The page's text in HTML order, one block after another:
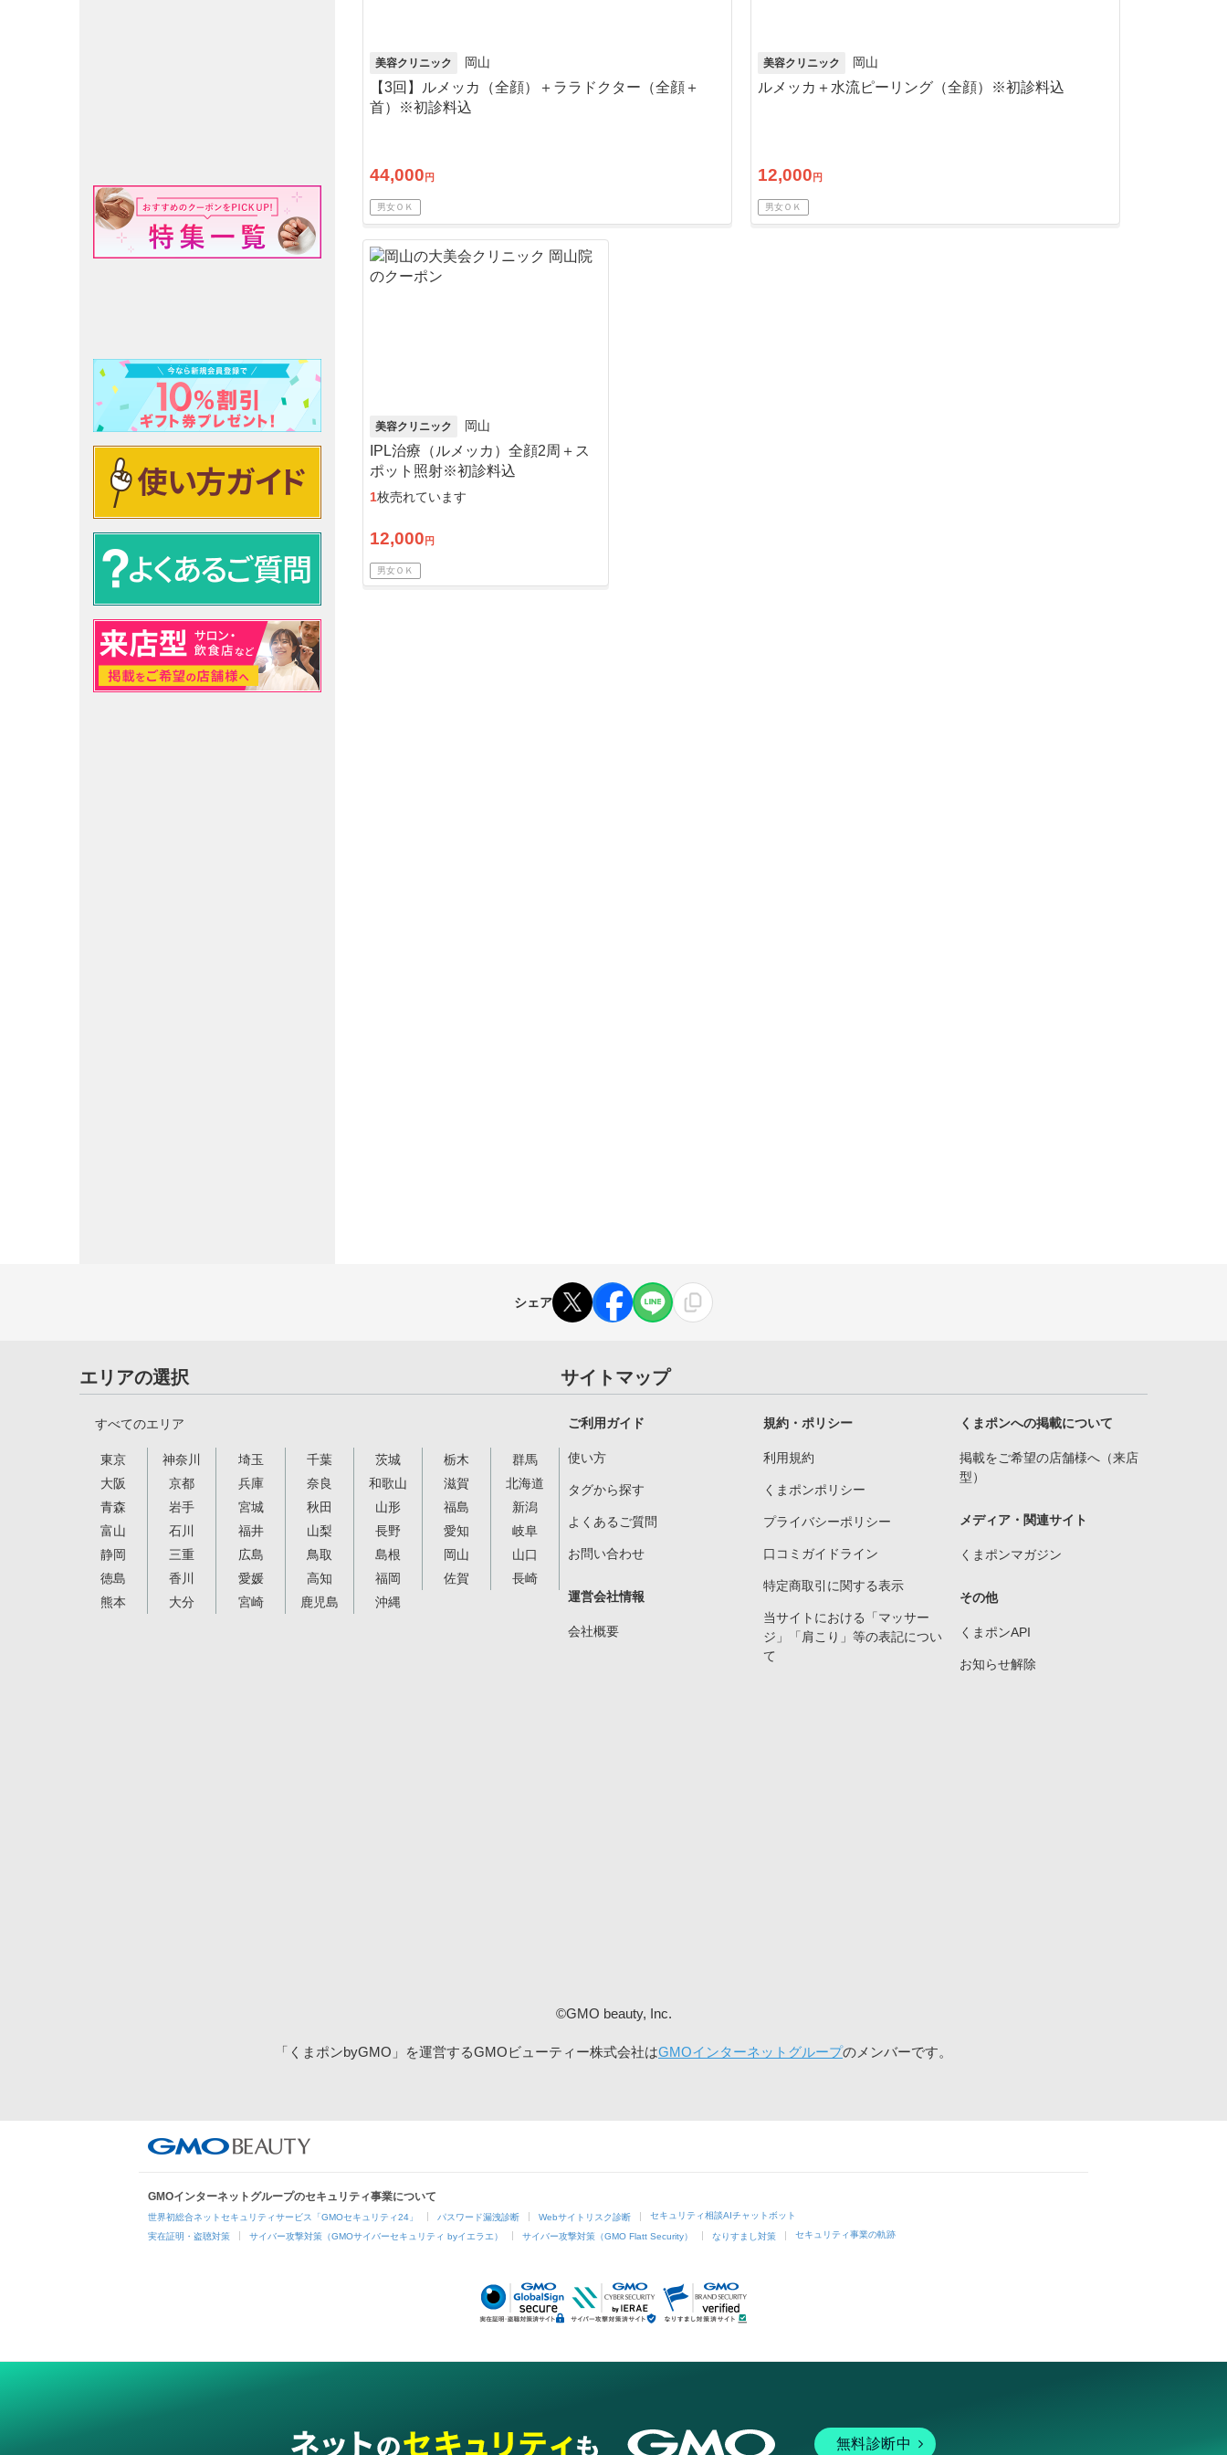
美容クリニック 岡山
【3回】ルメッカ（全顔）＋ララドクター（全顔＋
首）※初診料込
44,000 円
男女ＯＫ
美容クリニック 岡山
ルメッカ＋水流ピーリング（全顔）※初診料込
12,000 円
男女ＯＫ
美容クリニック 岡山
IPL治療（ルメッカ）全顔2周＋ス
ポット照射※初診料込
1枚売れています
12,000 円
男女ＯＫ
シェア
エリアの選択
すべてのエリア
東京 神奈川 埼玉 千葉 茨城 栃木
群馬
大阪
京都 兵庫 奈良 和歌山 滋賀
北海道
青森
岩手 宮城 秋田 山形 福島
新潟
富山
石川 福井 山梨 長野 愛知
岐阜
静岡
三重 広島 鳥取 島根 岡山
山口
徳島
香川 愛媛 高知 福岡 佐賀
長崎
熊本
大分 宮崎 鹿児島 沖縄
サイトマップ
ご利用ガイド
使い方
タグから探す
よくあるご質問
お問い合わせ
運営会社情報
会社概要
規約・ポリシー
利用規約
くまポンポリシー
プライバシーポリシー
口コミガイドライン
特定商取引に関する表示
当サイトにおける「マッサー
ジ」「肩こり」等の表記につい
て
くまポンへの掲載について
掲載をご希望の店舗様へ（来店
型）
メディア・関連サイト
くまポンマガジン
その他
くまポンAPI
お知らせ解除
©GMO beauty, Inc.
「くまポンbyGMO」を運営するGMOビューティー株式会社はGMOインターネットグループのメンバーです。
GMOインターネットグループのセキュリティ事業について
世界初総合ネットセキュリティサービス「GMOセキュリティ24」 パスワード漏洩診断 Webサイトリスク診断 セキュリティ相談AIチャットボット
実在証明・盗聴対策 サイバー攻撃対策（GMOサイバーセキュリティ byイエラエ） サイバー攻撃対策（GMO Flatt Security） なりすまし対策 セキュリティ事業の軌跡
無料診断中